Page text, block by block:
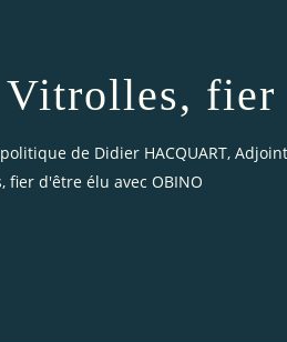
Vitrolles, fier
de Didier HACQUART,
fier d'être élu avec OBINO